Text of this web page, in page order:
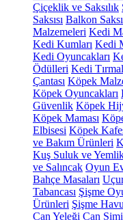
Çiçeklik ve Saksılık
Saksısı Balkon
Malzemeleri Kedi
Kedi Kumları Kedi
Kedi Oyuncakları
Ödülleri Kedi
Çantası Köpek
Köpek Oyuncakları
Güvenlik Köpek
Köpek Maması
Elbisesi Köpek
ve Bakım Ürünleri
Kuş Suluk ve
ve Salıncak Oyun
Bahçe Masaları
Tabancası Şişme
Ürünleri Şişme
Can Yeleği Can